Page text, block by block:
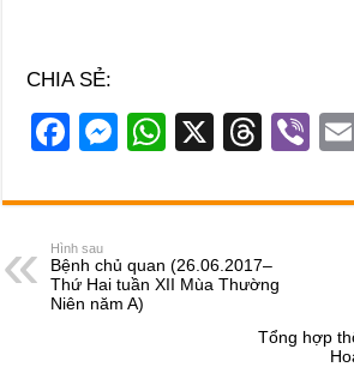
CHIA SẺ:
F
c
e
b
o
M
ss
n
g
W
at
A
X
T
e
d
s
Vi
er
Hình sau
Bệnh chủ quan (26.06.2017–
Thứ Hai tuần XII Mùa Thường
Niên năm A)
Tổng hợp